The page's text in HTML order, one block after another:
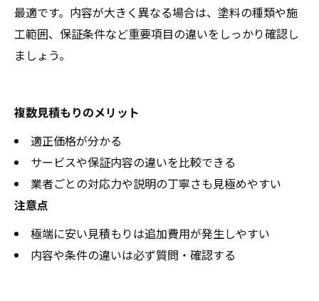
最適です。内容が大きく異なる場合は、塗料の種類や施
工範囲、保証条件など重要項目の違いをしっかり確認し
ましょう。
複数見積もりのメリット
適正価格が分かる
サービスや保証内容の違いを比較できる
業者ごとの対応力や説明の丁寧さも見極めやすい
注意点
極端に安い見積もりは追加費用が発生しやすい
内容や条件の違いは必ず質問・確認する